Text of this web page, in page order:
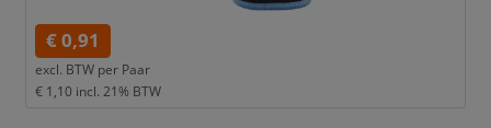
€ 0,91
excl. BTW per Paar
€ 1,10 incl. 21% BTW